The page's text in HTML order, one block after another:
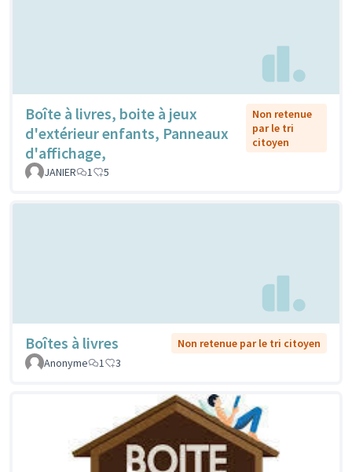
Boîte à livres, boite à jeux
d'extérieur enfants, Panneaux
d'affichage,
Non retenue
par le tri
citoyen
JANIER 1 5
Boîtes à livres
Non retenue par le tri citoyen
Anonyme
1 3